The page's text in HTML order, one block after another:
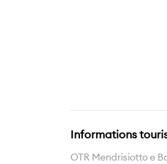
Informations
OTR Mendrisiotto e